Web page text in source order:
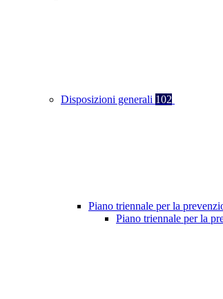
Disposizioni generali 102
Piano triennale per la
Piano triennale per la